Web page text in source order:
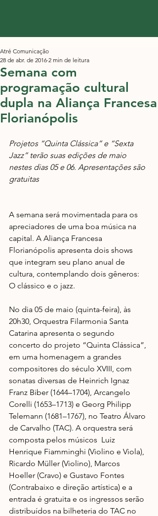
Semana com
programação cultural
dupla na Aliança Francesa
Florianópolis
Atré Comunicação
28 de abr. de 2016 2 min de leitura
Projetos “Quinta Clássica” e “Sexta
Jazz” terão suas edições de maio
nestes dias 05 e 06. Apresentações são
gratuitas
A semana será movimentada para os
apreciadores de uma boa música na
capital. A Aliança Francesa
Florianópolis apresenta dois shows
que integram seu plano anual de
cultura, contemplando dois gêneros:
O clássico e o jazz.
No dia 05 de maio (quinta-feira), às
20h30, Orquestra Filarmonia Santa
Catarina apresenta o segundo
concerto do projeto “Quinta Clássica”,
em uma homenagem a grandes
compositores do século XVIII, com
sonatas diversas de Heinrich Ignaz
Franz Biber (1644–1704), Arcangelo
Corelli (1653–1713) e Georg Philipp
Telemann (1681–1767), no Teatro Álvaro
de Carvalho (TAC). A orquestra será
composta pelos músicos  Luiz
Henrique Fiamminghi (Violino e Viola),
Ricardo Müller (Violino), Marcos
Hoeller (Cravo) e Gustavo Fontes
(Contrabaixo e direção artística) e a
entrada é gratuita e os ingressos serão
distribuídos na bilheteria do TAC no